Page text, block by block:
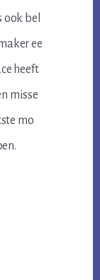
bel
ee
heeft
misse
mo